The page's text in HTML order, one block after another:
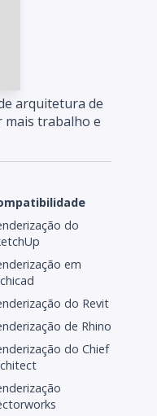
arquitetura de
mais trabalho e
do
em
do Revit
de Rhino
do Chief